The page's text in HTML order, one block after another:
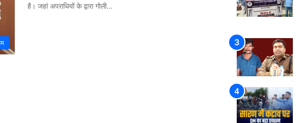
है। जहां अपराधियों के द्वारा गोली…